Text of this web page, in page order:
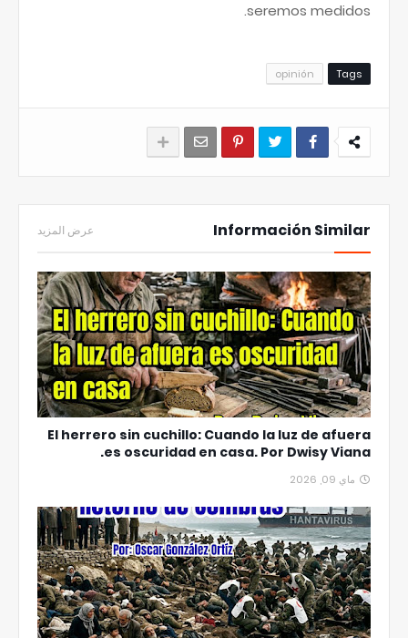
seremos medidos.
Tags
opinión
Información Similar عرض المزيد
El herrero sin cuchillo: Cuando la luz de afuera
es oscuridad en casa. Por Dwisy Viana.
ماي 09, 2026